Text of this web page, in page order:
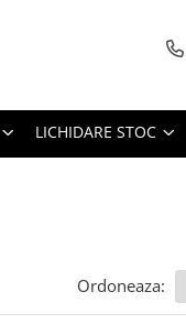
LICHIDARE STOC
Ordoneaza: